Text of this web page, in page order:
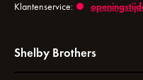
Klantenservice:
Shelby Brothers